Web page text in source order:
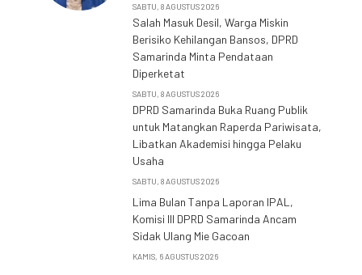
SABTU, 8 AGUSTUS 2026
Salah Masuk Desil, Warga Miskin
Berisiko Kehilangan Bansos, DPRD
Samarinda Minta Pendataan
Diperketat
SABTU, 8 AGUSTUS 2026
DPRD Samarinda Buka Ruang Publik
untuk Matangkan Raperda Pariwisata,
Libatkan Akademisi hingga Pelaku
Usaha
SABTU, 8 AGUSTUS 2026
Lima Bulan Tanpa Laporan IPAL,
Komisi III DPRD Samarinda Ancam
Sidak Ulang Mie Gacoan
KAMIS, 6 AGUSTUS 2026